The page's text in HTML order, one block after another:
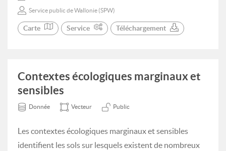
Service public de Wallonie (SPW)
Carte Service Téléchargement
Contextes écologiques marginaux et
sensibles
Donnée Vecteur Public
Les contextes écologiques marginaux et sensibles
identifient les sols sur lesquels existent de nombreux